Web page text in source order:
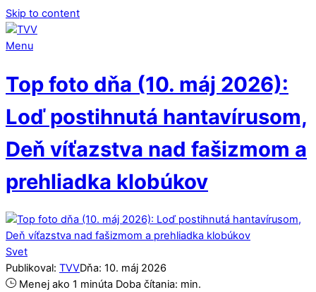
Skip to content
Menu
Top foto dňa (10. máj 2026):
Loď postihnutá hantavírusom,
Deň víťazstva nad fašizmom a
prehliadka klobúkov
Svet
Publikoval: TVVDňa: 10. máj 2026
Menej ako 1 minúta Doba čítania: min.